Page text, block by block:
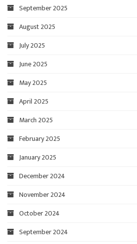
September 2025
August 2025
July 2025
June 2025
May 2025
April 2025
March 2025
February 2025
January 2025
December 2024
November 2024
October 2024
September 2024